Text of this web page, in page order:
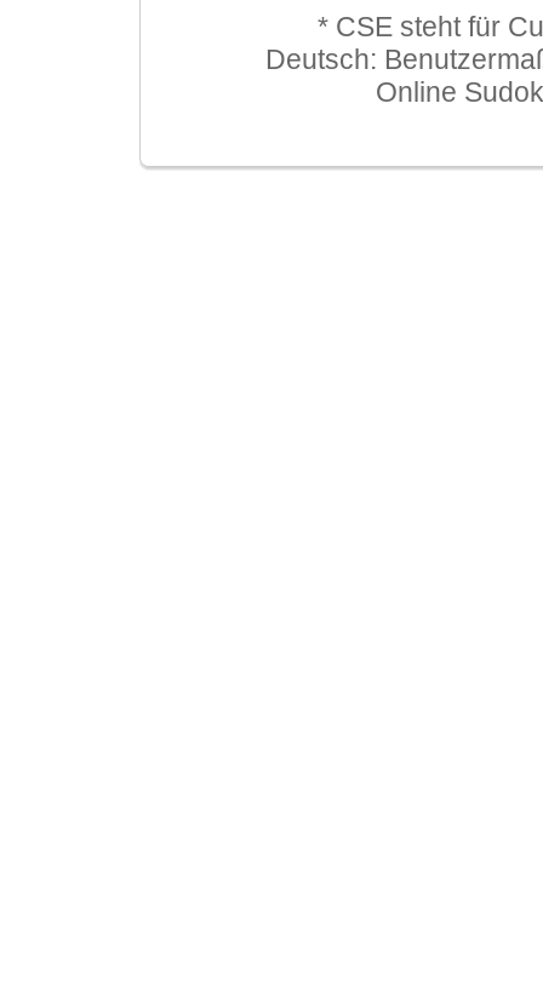
* CSE steht für
Deutsch:
Online